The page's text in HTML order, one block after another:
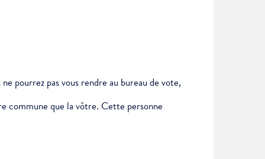
pourrez pas vous rendre au bureau de vote,
commune que la vôtre. Cette personne